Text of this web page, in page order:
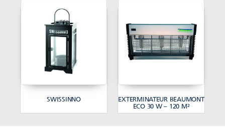
SWISSINNO
EXTERMINATEUR BEAUMONT
ECO 30 W – 120 M²